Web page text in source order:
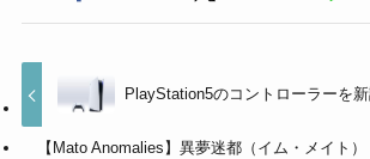
PlayStation5のコントローラーを
【Mato Anomalies】異夢迷都（イム・メイト